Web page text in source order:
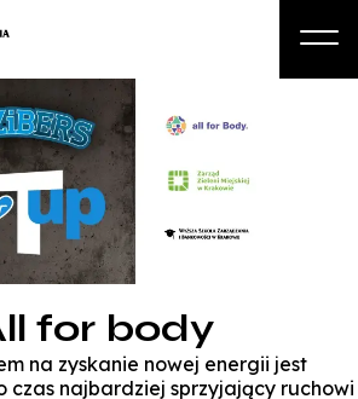
Studia podyplomowe i kursy
Biznes
for body
na zyskanie nowej energii jest
czas najbardziej sprzyjający ruchowi